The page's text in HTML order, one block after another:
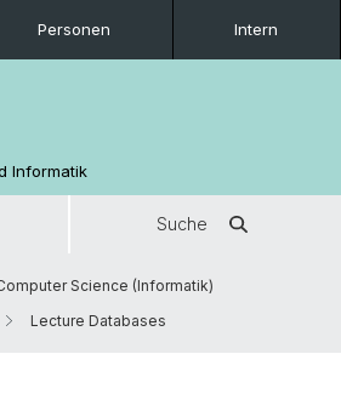
Personen Intern
Informatik
Suche
Science (Informatik)
Lecture Databases